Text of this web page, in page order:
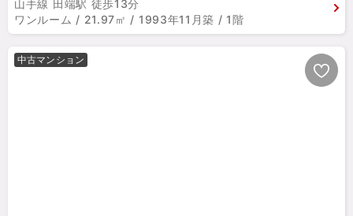
山手線 田端駅 徒歩13分
ワンルーム / 21.97㎡ / 1993年11月築 / 1階
中古マンション